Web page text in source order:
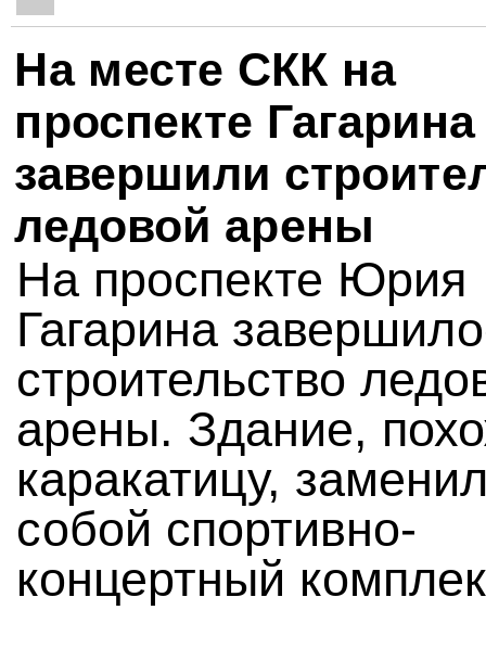
На месте СКК на
проспекте Гагарина
завершили
ледовой арены
На проспекте Юрия
Гагарина
строительство
арены. Здание,
каракатицу,
собой спортивно-
концертный